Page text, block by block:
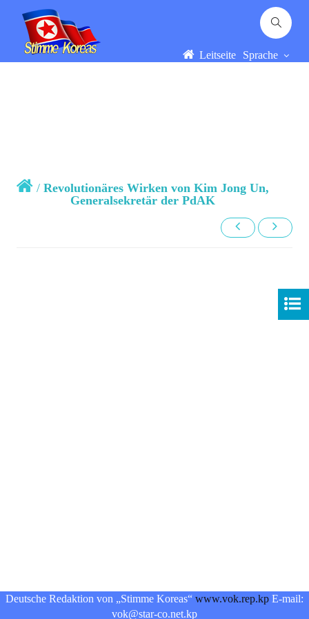
Leitseite Sprache
/Revolutionäres Wirken von Kim Jong Un,
Generalsekretär der PdAK
Deutsche Redaktion von „Stimme Koreas“ www.vok.rep.kp E-mail:
vok@star-co.net.kp